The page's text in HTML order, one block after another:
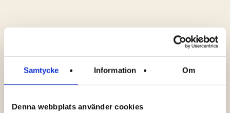
Samtycke Information Om
Denna webbplats använder cookies
28%
FÖRVARING: